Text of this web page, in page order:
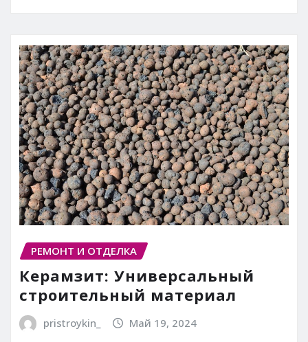
РЕМОНТ И ОТДЕЛКА
Керамзит: Универсальный
строительный материал
pristroykin_ Май 19, 2024